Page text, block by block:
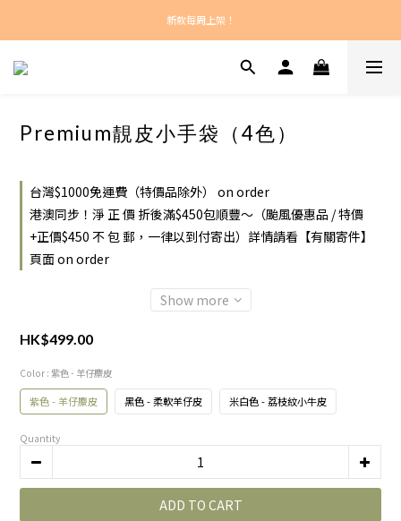
新款每周上架！
新款每周上架！
總計正價超過$450之訂單：港澳包郵！
Premium靚皮小手袋（4色）
台灣$1000免運費（特價品除外） on order
港澳同步！淨 正 價 折後滿$450包順豐～（颱風優惠品 / 特價
+正價$450 不 包 郵，一律以到付寄出）詳情請看【有關寄件】
頁面 on order
Show more
HK$499.00
Color : 紫色 - 羊仔麖皮
紫色 - 羊仔麖皮 黑色 - 柔軟羊仔皮 米白色 - 荔枝紋小牛皮
Quantity
ADD TO CART